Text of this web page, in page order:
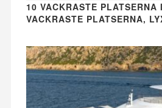
10 VACKRASTE PLATSERNA
VACKRASTE PLATSERNA,